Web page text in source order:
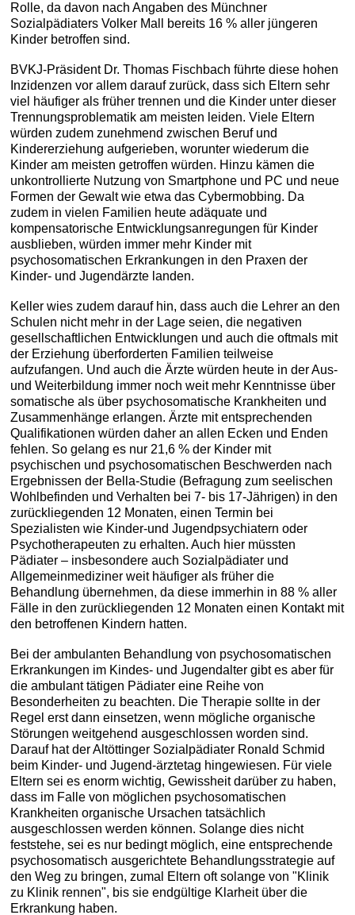
Rolle, da davon nach Angaben des Münchner
Sozialpädiaters Volker Mall bereits 16 % aller jüngeren
Kinder betroffen sind.
BVKJ-Präsident Dr. Thomas Fischbach führte diese hohen
Inzidenzen vor allem darauf zurück, dass sich Eltern sehr
viel häufiger als früher trennen und die Kinder unter dieser
Trennungsproblematik am meisten leiden. Viele Eltern
würden zudem zunehmend zwischen Beruf und
Kindererziehung aufgerieben, worunter wiederum die
Kinder am meisten getroffen würden. Hinzu kämen die
unkontrollierte Nutzung von Smartphone und PC und neue
Formen der Gewalt wie etwa das Cybermobbing. Da
zudem in vielen Familien heute adäquate und
kompensatorische Entwicklungsanregungen für Kinder
ausblieben, würden immer mehr Kinder mit
psychosomatischen Erkrankungen in den Praxen der
Kinder- und Jugendärzte landen.
Keller wies zudem darauf hin, dass auch die Lehrer an den
Schulen nicht mehr in der Lage seien, die negativen
gesellschaftlichen Entwicklungen und auch die oftmals mit
der Erziehung überforderten Familien teilweise
aufzufangen. Und auch die Ärzte würden heute in der Aus-
und Weiterbildung immer noch weit mehr Kenntnisse über
somatische als über psychosomatische Krankheiten und
Zusammenhänge erlangen. Ärzte mit entsprechenden
Qualifikationen würden daher an allen Ecken und Enden
fehlen. So gelang es nur 21,6 % der Kinder mit
psychischen und psychosomatischen Beschwerden nach
Ergebnissen der Bella-Studie (Befragung zum seelischen
Wohlbefinden und Verhalten bei 7- bis 17-Jährigen) in den
zurückliegenden 12 Monaten, einen Termin bei
Spezialisten wie Kinder-und Jugendpsychiatern oder
Psychotherapeuten zu erhalten. Auch hier müssten
Pädiater – insbesondere auch Sozialpädiater und
Allgemeinmediziner weit häufiger als früher die
Behandlung übernehmen, da diese immerhin in 88 % aller
Fälle in den zurückliegenden 12 Monaten einen Kontakt mit
den betroffenen Kindern hatten.
Bei der ambulanten Behandlung von psychosomatischen
Erkrankungen im Kindes- und Jugendalter gibt es aber für
die ambulant tätigen Pädiater eine Reihe von
Besonderheiten zu beachten. Die Therapie sollte in der
Regel erst dann einsetzen, wenn mögliche organische
Störungen weitgehend ausgeschlossen worden sind.
Darauf hat der Altöttinger Sozialpädiater Ronald Schmid
beim Kinder- und Jugend-ärztetag hingewiesen. Für viele
Eltern sei es enorm wichtig, Gewissheit darüber zu haben,
dass im Falle von möglichen psychosomatischen
Krankheiten organische Ursachen tatsächlich
ausgeschlossen werden können. Solange dies nicht
feststehe, sei es nur bedingt möglich, eine entsprechende
psychosomatisch ausgerichtete Behandlungsstrategie auf
den Weg zu bringen, zumal Eltern oft solange von "Klinik
zu Klinik rennen", bis sie endgültige Klarheit über die
Erkrankung haben.